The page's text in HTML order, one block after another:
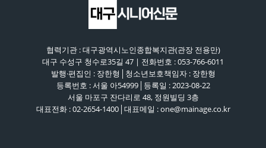
협력기관 : 대구광역시노인종합복지관(관장 전용만)
대구 수성구 청수로35길 47 | 전화번호 : 053-766-6011
발행·편집인 : 장한형│청소년보호책임자 : 장한형
등록번호 : 서울 아54999│등록일 : 2023-08-22
서울 마포구 잔다리로 48, 정원빌딩 3층
대표전화 : 02-2654-1400│대표메일 : one@mainage.co.kr